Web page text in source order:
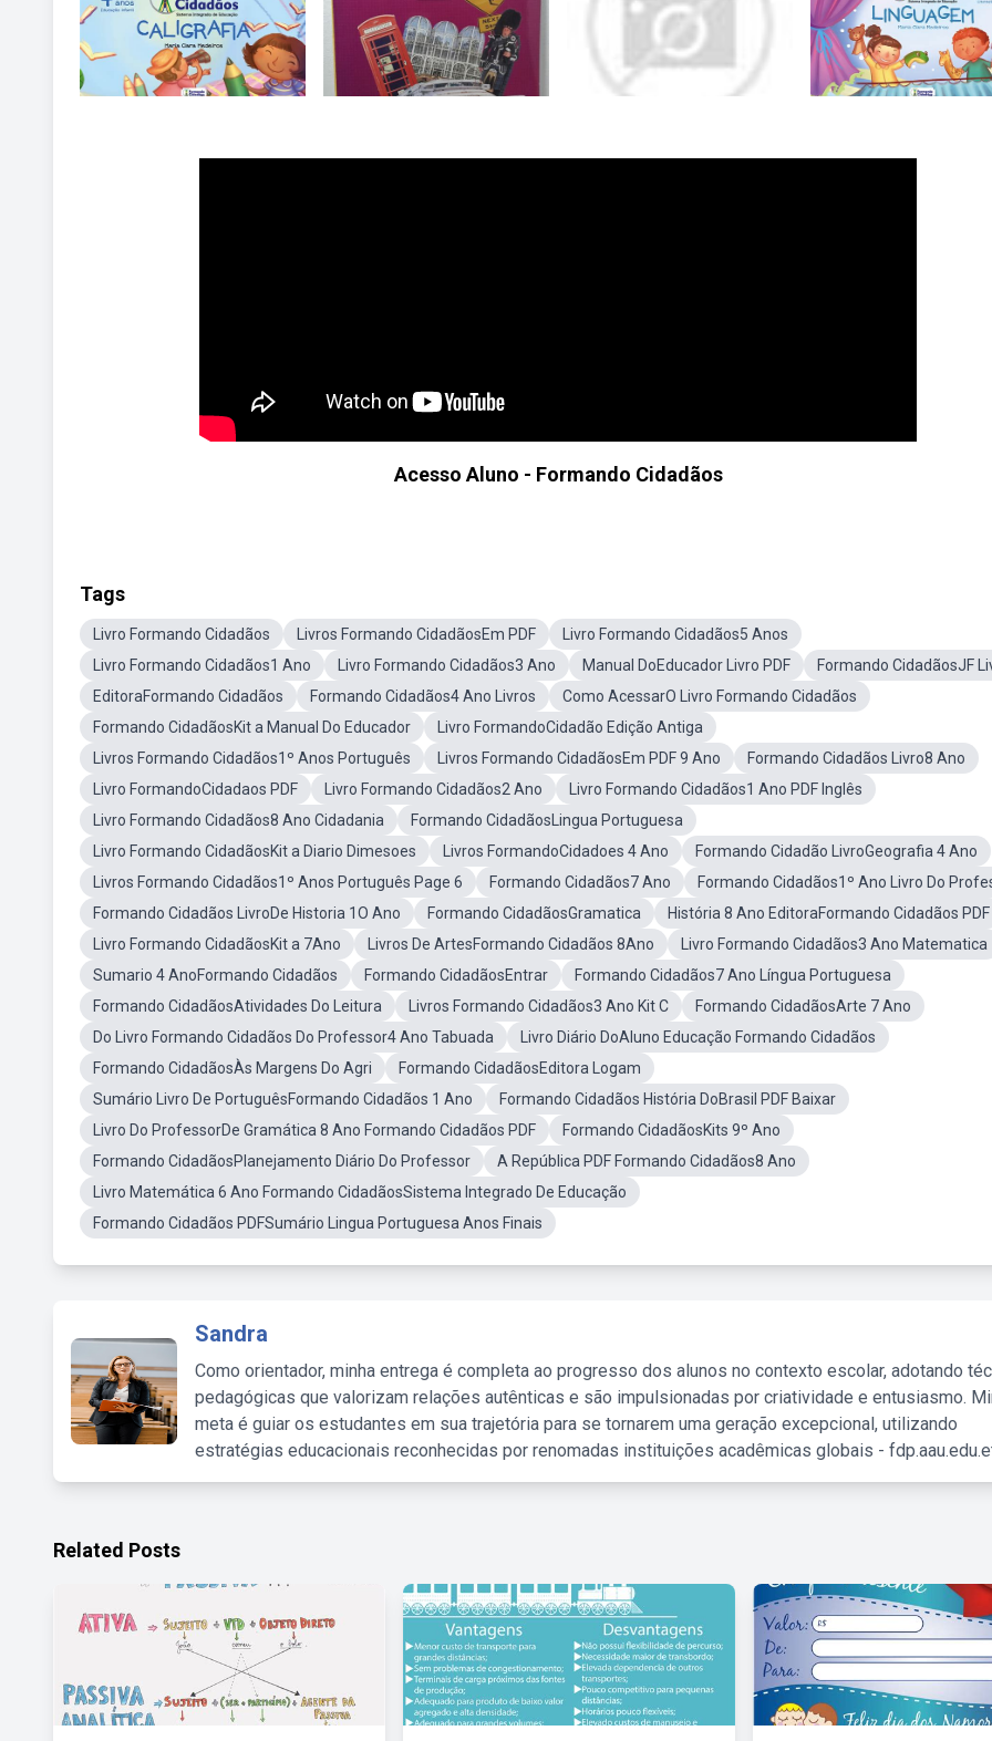
Acesso Aluno - Formando Cidadãos
Tags
Livro Formando Cidadãos Livros Formando CidadãosEm PDF
Livro Formando Cidadãos5 Anos
Livro Formando Cidadãos1 Ano
Livro Formando Cidadãos3 Ano Manual DoEducador Livro PDF
Formando CidadãosJF
EditoraFormando Cidadãos
Formando Cidadãos4 Ano Livros
Como AcessarO Livro Formando Cidadãos
Formando CidadãosKit a Manual Do Educador
Livro FormandoCidadão Edição Antiga
Livros Formando Cidadãos1º Anos Português
Livros Formando CidadãosEm PDF 9 Ano
Formando Cidadãos Livro8 Ano
Livro FormandoCidadaos PDF
Livro Formando Cidadãos2 Ano
Livro Formando Cidadãos1 Ano PDF Inglês
Livro Formando Cidadãos8 Ano Cidadania
Formando CidadãosLingua Portuguesa
Livro Formando CidadãosKit a Diario Dimesoes
Livros FormandoCidadoes 4 Ano
Formando Cidadão LivroGeografia 4 Ano
Livros Formando Cidadãos1º Anos Português Page 6
Formando Cidadãos7 Ano
Formando Cidadãos1º Ano Livro Do
Formando Cidadãos LivroDe Historia 1O Ano
Formando CidadãosGramatica
História 8 Ano EditoraFormando Cidadãos PDF
Livro Formando CidadãosKit a 7Ano
Livros De ArtesFormando Cidadãos 8Ano
Livro Formando Cidadãos3 Ano Matematica
Sumario 4 AnoFormando Cidadãos
Formando CidadãosEntrar
Formando Cidadãos7 Ano Língua Portuguesa
Formando CidadãosAtividades Do Leitura
Livros Formando Cidadãos3 Ano Kit C
Formando CidadãosArte 7 Ano
Do Livro Formando Cidadãos Do Professor4 Ano Tabuada
Livro Diário DoAluno Educação Formando Cidadãos
Formando CidadãosÀs Margens Do Agri
Formando CidadãosEditora Logam
Sumário Livro De PortuguêsFormando Cidadãos 1 Ano
Formando Cidadãos História DoBrasil PDF Baixar
Livro Do ProfessorDe Gramática 8 Ano Formando Cidadãos PDF
Formando CidadãosKits 9º Ano
Formando CidadãosPlanejamento Diário Do Professor
A República PDF Formando Cidadãos8 Ano
Livro Matemática 6 Ano Formando CidadãosSistema Integrado De Educação
Formando Cidadãos PDFSumário Lingua Portuguesa Anos Finais
Sandra
Como orientador, minha entrega é completa ao progresso dos alunos no contexto escolar, adotando
pedagógicas que valorizam relações autênticas e são impulsionadas por criatividade e entusiasmo.
meta é guiar os estudantes em sua trajetória para se tornarem uma geração excepcional, utilizando
estratégias educacionais reconhecidas por renomadas instituições acadêmicas globais -
Related Posts